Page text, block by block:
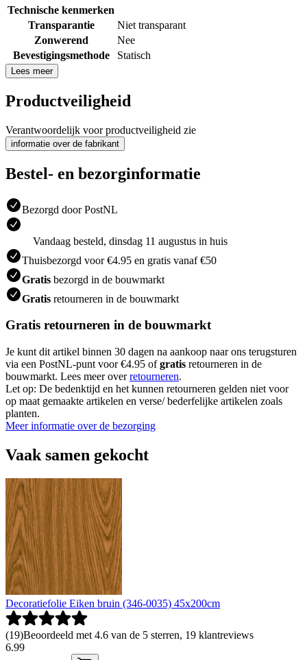
Technische kenmerken
Transparantie
Niet transparant
Zonwerend
Nee
Bevestigingsmethode
Statisch
Lees meer
Productveiligheid
Verantwoordelijk voor productveiligheid zie
informatie over de fabrikant
Bestel- en bezorginformatie
Bezorgd door PostNL
Vandaag besteld, dinsdag 11 augustus in huis
Thuisbezorgd voor €4.95 en gratis vanaf €50
Gratis bezorgd in de bouwmarkt
Gratis retourneren in de bouwmarkt
Gratis retourneren in de bouwmarkt
Je kunt dit artikel binnen 30 dagen na aankoop naar ons terugsturen
via een PostNL-punt voor €4.95 ofgratis retourneren in de
bouwmarkt. Lees meer overretourneren.
Let op: De bedenktijd en het kunnen retourneren gelden niet voor
op maat gemaakte artikelen en verse/ bederfelijke artikelen zoals
planten.
Meer informatie over de bezorging
Vaak samen gekocht
Decoratiefolie Eiken bruin (346-0035) 45x200cm
(19)Beoordeeld met 4.6 van de 5 sterren, 19 klantreviews
6.99